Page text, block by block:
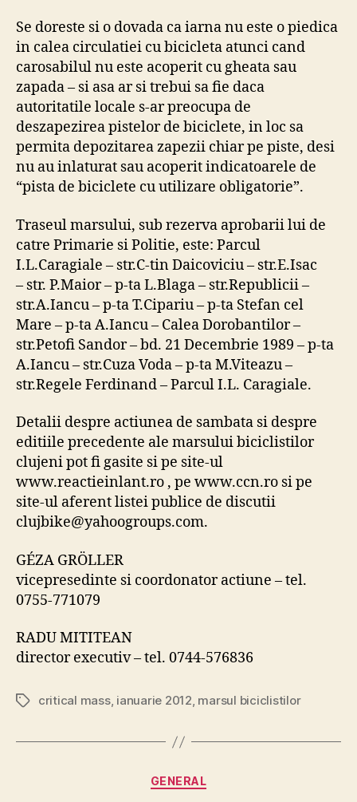
Se doreste si o dovada ca iarna nu este o piedica
in calea circulatiei cu bicicleta atunci cand
carosabilul nu este acoperit cu gheata sau
zapada – si asa ar si trebui sa fie daca
autoritatile locale s-ar preocupa de
deszapezirea pistelor de biciclete, in loc sa
permita depozitarea zapezii chiar pe piste, desi
nu au inlaturat sau acoperit indicatoarele de
“pista de biciclete cu utilizare obligatorie”.
Traseul marsului, sub rezerva aprobarii lui de
catre Primarie si Politie, este: Parcul
I.L.Caragiale – str.C-tin Daicoviciu – str.E.Isac
– str. P.Maior – p-ta L.Blaga – str.Republicii –
str.A.Iancu – p-ta T.Cipariu – p-ta Stefan cel
Mare – p-ta A.Iancu – Calea Dorobantilor –
str.Petofi Sandor – bd. 21 Decembrie 1989 – p-ta
A.Iancu – str.Cuza Voda – p-ta M.Viteazu –
str.Regele Ferdinand – Parcul I.L. Caragiale.
Detalii despre actiunea de sambata si despre
editiile precedente ale marsului biciclistilor
clujeni pot fi gasite si pe site-ul
www.reactieinlant.ro , pe www.ccn.ro si pe
site-ul aferent listei publice de discutii
clujbike@yahoogroups.com.
GÉZA GRÖLLER
vicepresedinte si coordonator actiune – tel.
0755-771079
RADU MITITEAN
director executiv – tel. 0744-576836
Tagscritical mass, ianuarie 2012, marsul biciclistilor
Categories
GENERAL